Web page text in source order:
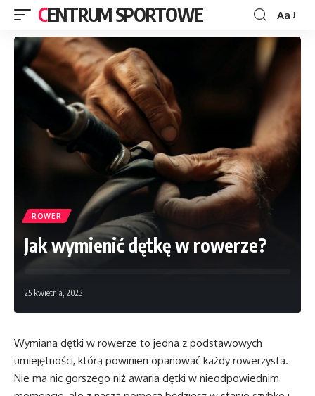
CENTRUM SPORTOWE Aa
ROWER
Jak wymienić dętkę w rowerze?
25 kwietnia, 2023
Wymiana dętki w rowerze to jedna z podstawowych
umiejętności, którą powinien opanować każdy rowerzysta.
Nie ma nic gorszego niż awaria dętki w nieodpowiednim